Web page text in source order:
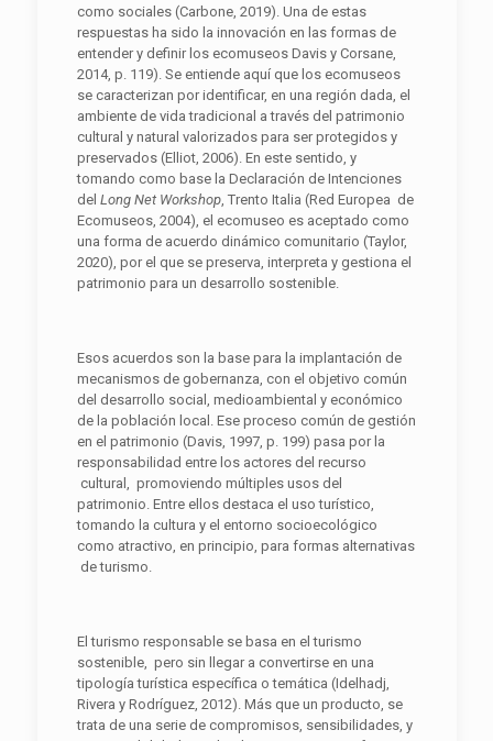
como sociales (Carbone, 2019). Una de estas
respuestas ha sido la innovación en las formas de
entender y definir los ecomuseos Davis y Corsane,
2014, p. 119). Se entiende aquí que los ecomuseos
se caracterizan por identificar, en una región dada, el
ambiente de vida tradicional a través del patrimonio
cultural y natural valorizados para ser protegidos y
preservados (Elliot, 2006). En este sentido, y
tomando como base la Declaración de Intenciones
del Long Net Workshop, Trento Italia (Red Europea de
Ecomuseos, 2004), el ecomuseo es aceptado como
una forma de acuerdo dinámico comunitario (Taylor,
2020), por el que se preserva, interpreta y gestiona el
patrimonio para un desarrollo sostenible.
Esos acuerdos son la base para la implantación de
mecanismos de gobernanza, con el objetivo común
del desarrollo social, medioambiental y económico
de la población local. Ese proceso común de gestión
en el patrimonio (Davis, 1997, p. 199) pasa por la
responsabilidad entre los actores del recurso
cultural, promoviendo múltiples usos del
patrimonio. Entre ellos destaca el uso turístico,
tomando la cultura y el entorno socioecológico
como atractivo, en principio, para formas alternativas
de turismo.
El turismo responsable se basa en el turismo
sostenible, pero sin llegar a convertirse en una
tipología turística específica o temática (Idelhadj,
Rivera y Rodríguez, 2012). Más que un producto, se
trata de una serie de compromisos, sensibilidades, y